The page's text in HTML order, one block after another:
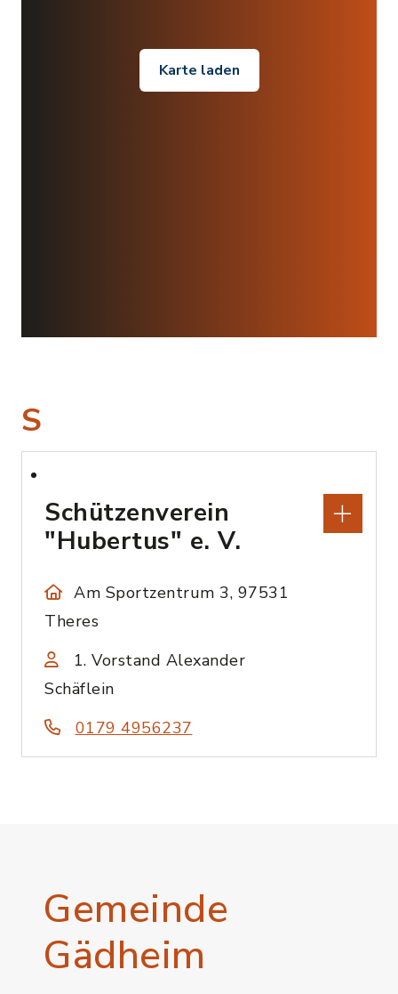
Karte laden
S
Schützenverein
"Hubertus" e. V.
Am Sportzentrum 3, 97531
Theres
1. Vorstand Alexander
Schäflein
0179 4956237
Gemeinde
Gädheim